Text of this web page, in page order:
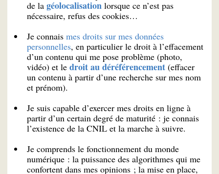
de la géolocalisation lorsque ce n’est pas
nécessaire, refus des cookies…
Je connais mes droits sur mes données
personnelles, en particulier le droit à l’effacement
d’un contenu qui me pose problème (photo,
vidéo) et le droit au déréférencement (effacer
un contenu à partir d’une recherche sur mes nom
et prénom).
Je suis capable d’exercer mes droits en ligne à
partir d’un certain degré de maturité : je connais
l’existence de la CNIL et la marche à suivre.
Je comprends le fonctionnement du monde
numérique : la puissance des algorithmes qui me
confortent dans mes opinions ; la mise en place,